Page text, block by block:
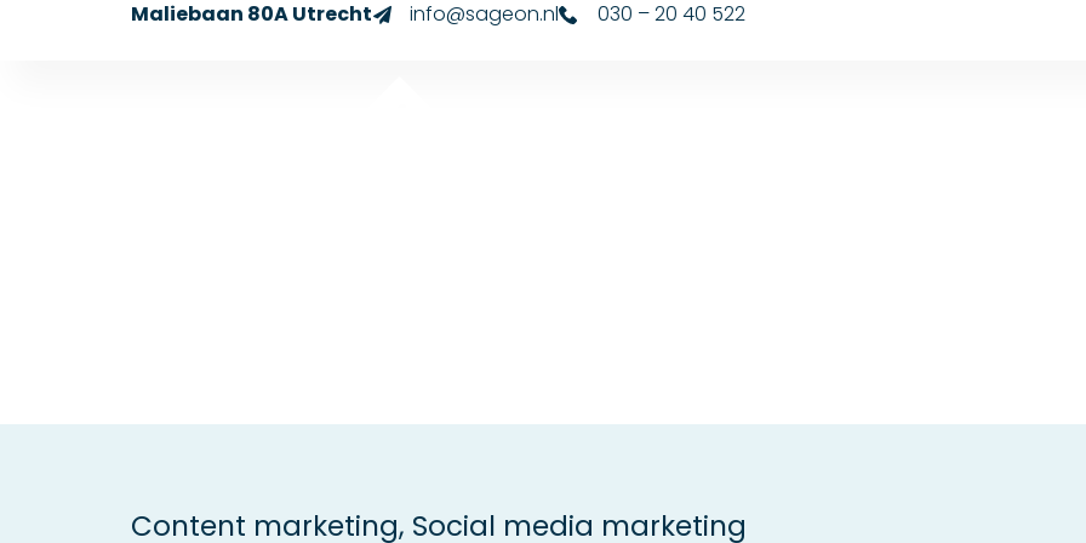
Maliebaan 80A Utrecht info@sageon.nl 030 – 20 40 522
Content marketing, Social media marketing